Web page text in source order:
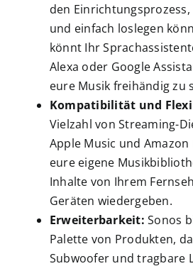
den
und einfach loslegen
könnt Ihr
Alexa oder Google
eure Musik freihändig zu
Kompatibilität und
Vielzahl von Streaming-
Apple Music und
eure eigene
Inhalte von Ihrem
Geräten wiedergeben.
Erweiterbarkeit:Sonos
Palette von Produkten,
Subwoofer und tragbare